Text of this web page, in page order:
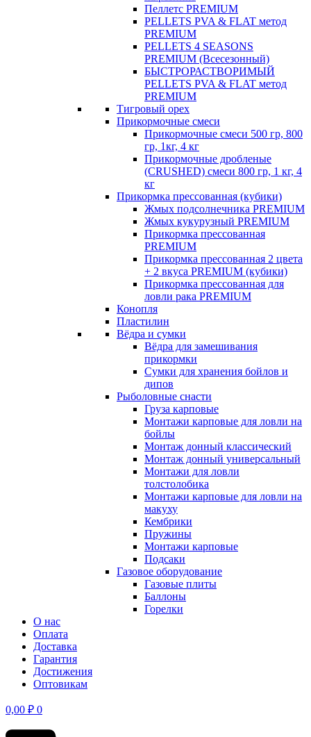
Пеллетс PREMIUM
PELLETS PVA & FLAT метод
PREMIUM
PELLETS 4 SEASONS
PREMIUM (Всесезонный)
БЫСТРОРАСТВОРИМЫЙ
PELLETS PVA & FLAT метод
PREMIUM
Тигровый орех
Прикормочные смеси
Прикормочные смеси 500 гр, 800
гр, 1кг, 4 кг
Прикормочные дробленые
(CRUSHED) смеси 800 гр, 1 кг, 4
кг
Прикормка прессованная (кубики)
Жмых подсолнечника PREMIUM
Жмых кукурузный PREMIUM
Прикормка прессованная
PREMIUM
Прикормка прессованная 2 цвета
+ 2 вкуса PREMIUM (кубики)
Прикормка прессованная для
ловли рака PREMIUM
Конопля
Пластилин
Вёдра и сумки
Вёдра для замешивания
прикормки
Сумки для хранения бойлов и
дипов
Рыболовные снасти
Груза карповые
Монтажи карповые для ловли на
бойлы
Монтаж донный классический
Монтаж донный универсальный
Монтажи для ловли
толстолобика
Монтажи карповые для ловли на
макуху
Кембрики
Пружины
Монтажи карповые
Подсаки
Газовое оборудование
Газовые плиты
Баллоны
Горелки
О нас
Оплата
Доставка
Гарантия
Достижения
Оптовикам
0,00 ₽ 0